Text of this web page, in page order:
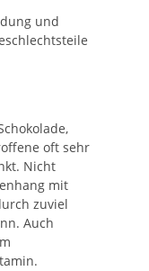
und
oft sehr
Nicht
mit
zuviel
Auch